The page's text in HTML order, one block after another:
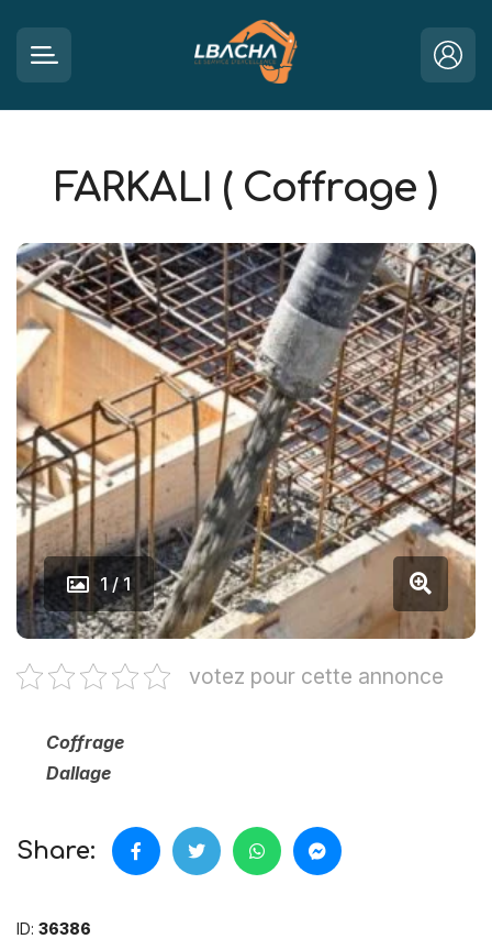
FARKALI ( Coffrage )
1 / 1
votez pour cette annonce
Coffrage
Dallage
Share:
ID: 36386